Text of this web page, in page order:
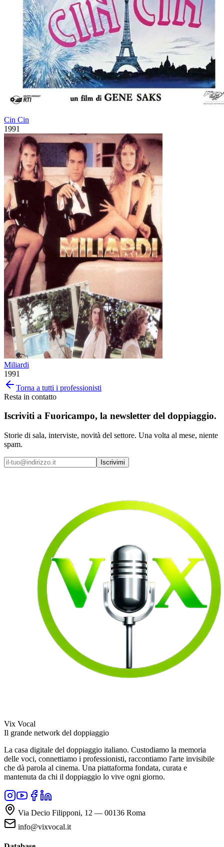
Cin Cin
1991
Miliardi
1991
Torna a tutti i professionisti
Resta in contatto
Iscriviti a Fuoricampo, la newsletter del doppiaggio.
Storie di sala, interviste, novità del settore. Una volta al mese, niente
spam.
Iscrivimi
Vix Vocal
Il grande network del doppiaggio
La casa digitale del doppiaggio italiano. Custodiamo la memoria
delle voci, connettiamo i professionisti, raccontiamo l'arte invisibile
che dà parola al cinema. Una piattaforma fondata, curata e
mantenuta da chi il doppiaggio lo vive ogni giorno.
Via Decio Filipponi, 12 — 00136 Roma
info@vixvocal.it